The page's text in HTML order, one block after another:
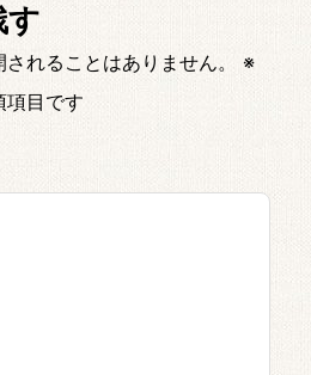
す
れることはありません。
※
項目です